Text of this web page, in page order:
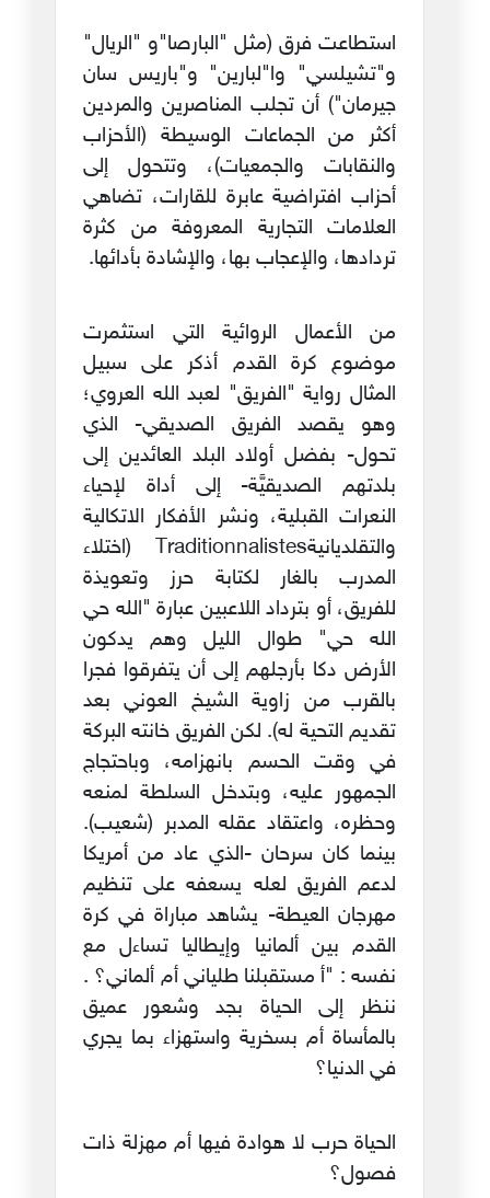
استطاعت فرق (مثل "البارصا"و "الريال"
و"تشيلسي" وا"لبارين" و"باريس سان
جيرمان") أن تجلب المناصرين والمردين
أكثر من الجماعات الوسيطة (الأحزاب
والنقابات والجمعيات)، وتتحول إلى
أحزاب افتراضية عابرة للقارات، تضاهي
العلامات التجارية المعروفة من كثرة
تردادها، والإعجاب بها، والإشادة بأدائها.
من الأعمال الروائية التي استثمرت
موضوع كرة القدم أذكر على سبيل
المثال رواية "الفريق" لعبد الله العروي؛
وهو يقصد الفريق الصديقي- الذي
تحول- بفضل أولاد البلد العائدين إلى
بلدتهم الصديقيَّة- إلى أداة لإحياء
النعرات القبلية، ونشر الأفكار الاتكالية
والتقلديانيةTraditionnalistes (اختلاء
المدرب بالغار لكتابة حرز وتعويذة
للفريق، أو بترداد اللاعبين عبارة "الله حي
الله حي" طوال الليل وهم يدكون
الأرض دكا بأرجلهم إلى أن يتفرقوا فجرا
بالقرب من زاوية الشيخ العوني بعد
تقديم التحية له). لكن الفريق خانته البركة
في وقت الحسم بانهزامه، وباحتجاج
الجمهور عليه، وبتدخل السلطة لمنعه
وحظره، واعتقاد عقله المدبر (شعيب).
بينما كان سرحان -الذي عاد من أمريكا
لدعم الفريق لعله يسعفه على تنظيم
مهرجان العيطة- يشاهد مباراة في كرة
القدم بين ألمانيا وإيطاليا تساءل مع
نفسه : "أ مستقبلنا طلياني أم ألماني؟ .
ننظر إلى الحياة بجد وشعور عميق
بالمأساة أم بسخرية واستهزاء بما يجري
في الدنيا؟
الحياة حرب لا هوادة فيها أم مهزلة ذات
فصول؟